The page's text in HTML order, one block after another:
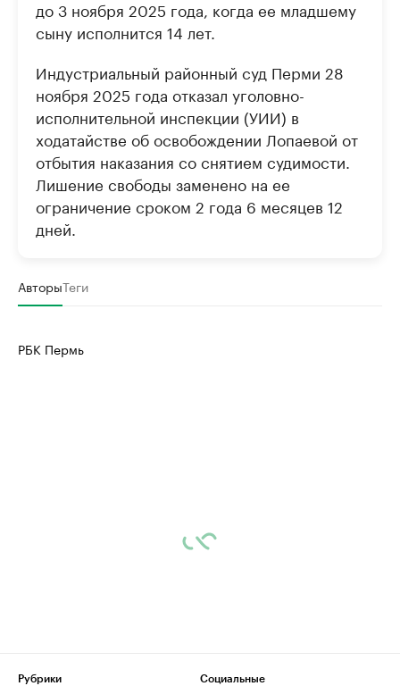
до 3 ноября 2025 года, когда ее младшему
сыну исполнится 14 лет.
Индустриальный районный суд Перми 28
ноября 2025 года отказал уголовно-
исполнительной инспекции (УИИ) в
ходатайстве об освобождении Лопаевой от
отбытия наказания со снятием судимости.
Лишение свободы заменено на ее
ограничение сроком 2 года 6 месяцев 12
дней.
АвторыТеги
РБК Пермь
Рубрики
Социальные